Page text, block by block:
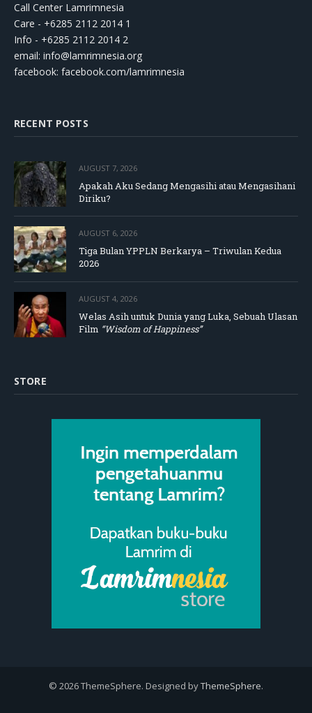
Call Center Lamrimnesia
Care - +6285 2112 2014 1
Info - +6285 2112 2014 2
email: info@lamrimnesia.org
facebook: facebook.com/lamrimnesia
RECENT POSTS
AUGUST 7, 2026
Apakah Aku Sedang Mengasihi atau Mengasihani
Diriku?
AUGUST 6, 2026
Tiga Bulan YPPLN Berkarya – Triwulan Kedua
2026
AUGUST 4, 2026
Welas Asih untuk Dunia yang Luka, Sebuah Ulasan
Film “Wisdom of Happiness”
STORE
© 2026 ThemeSphere. Designed byThemeSphere.